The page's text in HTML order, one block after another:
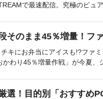
で最速配信。究極のピュア
そのまま45％増量！フ
キにお弁当にアイスも!?ファ
かわり45％増量作戦」が今夏、
選！目的別「おすすめ